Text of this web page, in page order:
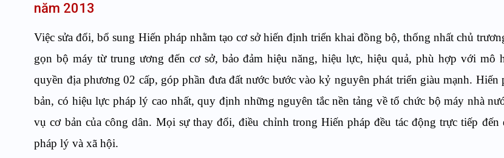
năm 2013
Việc sửa đổi, bổ sung Hiến pháp nhằm tạo cơ sở hiến định triển khai đồng bộ, thống nhất chủ
gọn bộ máy từ trung ương đến cơ sở, bảo đảm hiệu năng, hiệu lực, hiệu quả, phù hợp với mô
quyền địa phương 02 cấp, góp phần đưa đất nước bước vào kỷ nguyên phát triển giàu mạnh. Hiến
bản, có hiệu lực pháp lý cao nhất, quy định những nguyên tắc nền tảng về tổ chức bộ máy nhà
vụ cơ bản của công dân. Mọi sự thay đổi, điều chỉnh trong Hiến pháp đều tác động trực tiếp
pháp lý và xã hội.